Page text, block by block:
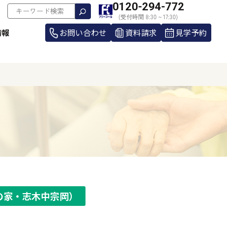
0120-294-772
(受付時間 8:30 ~ 17:30)
お問い合わせ 資料請求 見学予約
・志木中宗岡）